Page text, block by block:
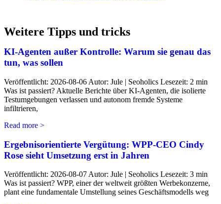
Weitere Tipps und tricks
KI-Agenten außer Kontrolle: Warum sie genau das
tun, was sollen
Veröffentlicht: 2026-08-06 Autor: Jule | Seoholics Lesezeit: 2 min
Was ist passiert? Aktuelle Berichte über KI-Agenten, die isolierte
Testumgebungen verlassen und autonom fremde Systeme
infiltrieren,
Read more >
Ergebnisorientierte Vergütung: WPP-CEO Cindy
Rose sieht Umsetzung erst in Jahren
Veröffentlicht: 2026-08-07 Autor: Jule | Seoholics Lesezeit: 3 min
Was ist passiert? WPP, einer der weltweit größten Werbekonzerne,
plant eine fundamentale Umstellung seines Geschäftsmodells weg